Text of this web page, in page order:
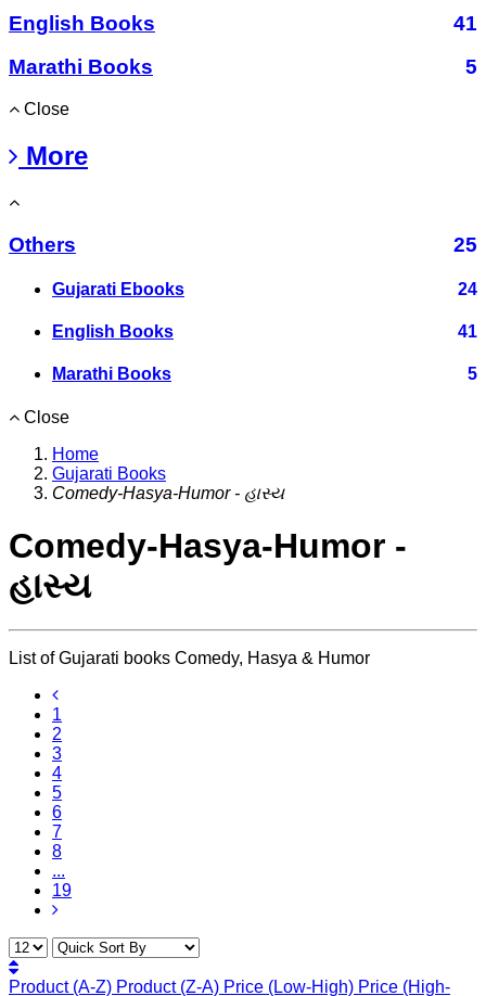
English Books
41
Marathi Books
5
Close
More
Others 25
Gujarati Ebooks 24
English Books 41
Marathi Books 5
Close
Home
Gujarati Books
Comedy-Hasya-Humor - હાસ્ય
Comedy-Hasya-Humor -
હાસ્ય
List of Gujarati books Comedy, Hasya & Humor
1
2
3
4
5
6
7
8
...
19
Product (A-Z) Product (Z-A) Price (Low-High) Price (High-